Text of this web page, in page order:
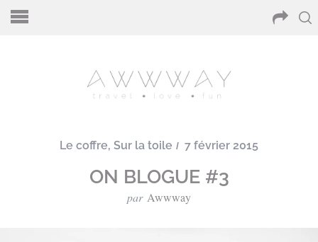
Le coffre, Sur la toile 7 février 2015
ON BLOGUE #3
par Awwway